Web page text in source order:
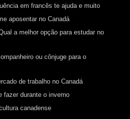
em francês te ajuda e muito
aposentar no Canadá
a melhor opção para estudar no
ou cônjuge para o
de trabalho no Canadá
fazer durante o inverno
canadense